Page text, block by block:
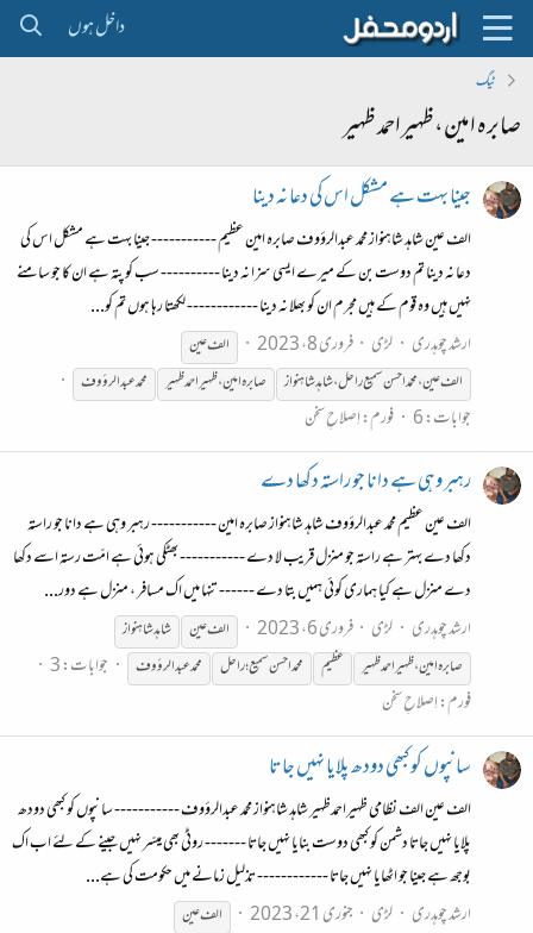
داخل ہوں
ٹیگ
صابرہ امین،ظہیراحمد ظہیر
جینا بہت ہے مشکل اس کی دعا نہ دینا
الف عین شاہد شاہنواز محمد عبدالرؤوف صابرہ امین عظیم ----------- جینا بہت ہے مشکل اس کی
دعا نہ دینا تم دوست بن کے میرے ایسی سزا نہ دینا ---------- سب کو پتہ ہے ان کا جو سامنے
نہیں ہیں وہ قوم کے ہیں مجرم ان کو بھلا نہ دینا ------------ لکھتا رہا ہوں تم کو...
ارشد چوہدری
لڑی فروری 8، 2023
الف عین
الف عین،محمّد احسن سمیع راحل،شاہد شاہنواز
صابرہامین،ظہیراحمدظہیر محمد عبدالرؤوف
جوابات: 6 فورم:اِصلاحِ سخن
رہبر وہی ہے دانا جو راستہ دکھا دے
الف عین عظیم محمد عبدالرؤوف شاہد شاہنواز صابرہ امین ----------- رہبر وہی ہے دانا جو راستہ
دکھا دے بہتر ہے راستہ جو منزل قریب لا دے ----------- بھٹکی ہوئی ہے امّت رستہ اسے دکھا
دے منزل ہے کیا ہماری کوئی ہمیں بتا دے ------ تنہا میں اک مسافر ، منزل ہے دور...
ارشد چوہدری
لڑی فروری 6، 2023 الف عین
شاہد شاہنواز
صابرہامین،ظہیراحمدظہیر عظیم محمد احسن سمیع؛ راحل محمد عبدالرؤوف
جوابات: 3
فورم:اِصلاحِ سخن
سانپوں کو کبھی دودھ پلایا نہیں جاتا
الف عین الف نظامی ظہیراحمدظہیر شاہد شاہنواز محمد عبدالرؤوف ----------- سانپوں کو کبھی دودھ
پلایا نہیں جاتا دشمن کو کبھی دوست بنایا نہیں جاتا ------- روٹی بھی میسّر نہیں جینے کے لئے اب اک
بوجھ ہے جینا جو اٹھایا نہیں جاتا ------------ تذلیل زمانے میں حکومت کی ہے...
ارشد چوہدری
لڑی جنوری 21، 2023
الف عین